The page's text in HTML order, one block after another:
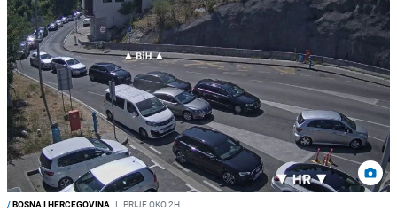
/BOSNA I HERCEGOVINA I PRIJE OKO 2H